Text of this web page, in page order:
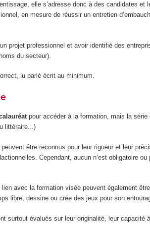
elle s’adresse donc à des candidates et
en mesure de réussir un entretien
projet professionnel et avoir identifié des
du secteur).
lu parlé écrit au minimum.
pour accéder à la formation, mais la
littéraire...)
être reconnus pour leur rigueur et leur
Cependant, aucun n’est obligatoire
lien avec la formation visée peuvent également
libre, dessine ou crée des jeux pour son
surtout évalués sur leur originalité, leur capacité